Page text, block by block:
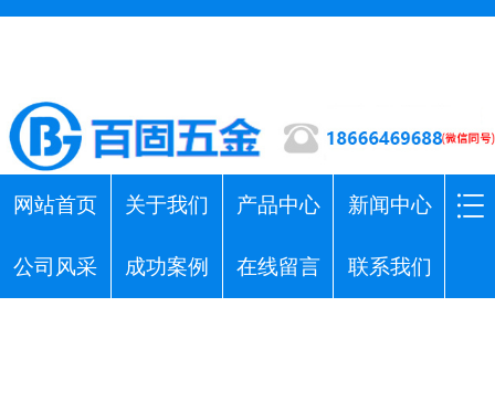
网站首页 关于我们 产品中心 新闻中心
公司风采 成功案例 在线留言 联系我们